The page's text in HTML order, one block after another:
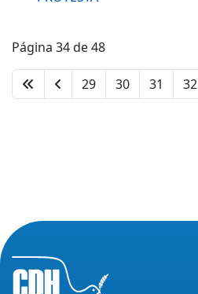
Página 34 de 48
29 30 31 32